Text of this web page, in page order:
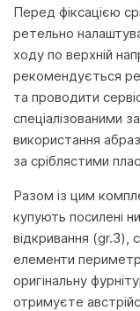
Перед фіксацією
ретельно
ходу по верхній
рекомендується
та проводити
спеціалізованими
використання
за сріблястими
Разом із цим
купують посилені
відкривання (gr.3),
елементи
оригінальну
отримуєте